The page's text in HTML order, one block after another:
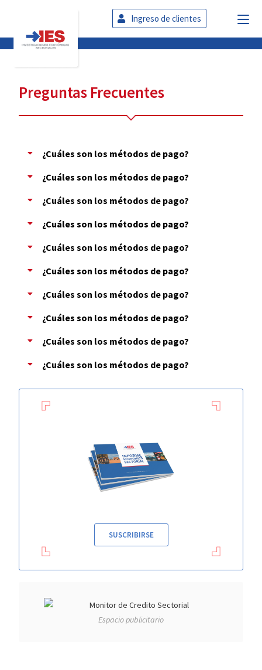
Ingreso de clientes
Preguntas Frecuentes
¿Cuáles son los métodos de pago?
¿Cuáles son los métodos de pago?
¿Cuáles son los métodos de pago?
¿Cuáles son los métodos de pago?
¿Cuáles son los métodos de pago?
¿Cuáles son los métodos de pago?
¿Cuáles son los métodos de pago?
¿Cuáles son los métodos de pago?
¿Cuáles son los métodos de pago?
¿Cuáles son los métodos de pago?
SUSCRIBIRSE
Espacio publicitario